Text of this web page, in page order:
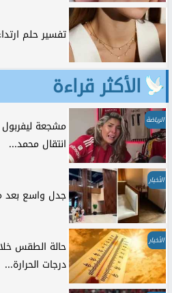
تفسير حلم
الأكثر قراءة
الرياضة
مشجعة ليفربول
انتقال محمد...
الأخبار
جدل واسع بعد
الأخبار
حالة الطقس
درجات الحرارة...